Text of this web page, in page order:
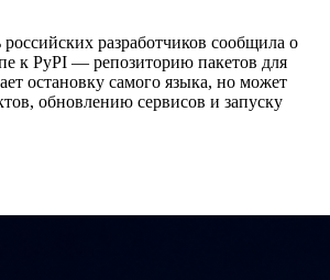
российских разработчиков сообщила о
к PyPI — репозиторию пакетов для
остановку самого языка, но может
обновлению сервисов и запуску